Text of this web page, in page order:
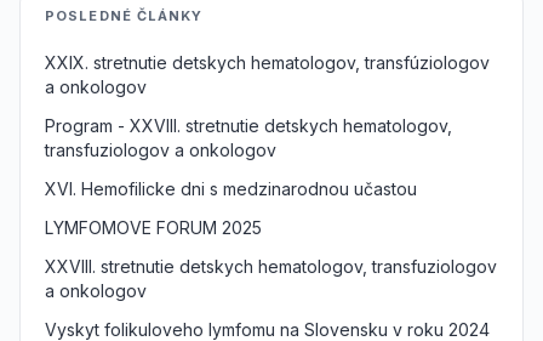
POSLEDNÉ ČLÁNKY
XXIX. stretnutie detskych hematologov, transfúziologov
a onkologov
Program - XXVIII. stretnutie detskych hematologov,
transfuziologov a onkologov
XVI. Hemofilicke dni s medzinarodnou učastou
LYMFOMOVE FORUM 2025
XXVIII. stretnutie detskych hematologov, transfuziologov
a onkologov
Vyskyt folikuloveho lymfomu na Slovensku v roku 2024